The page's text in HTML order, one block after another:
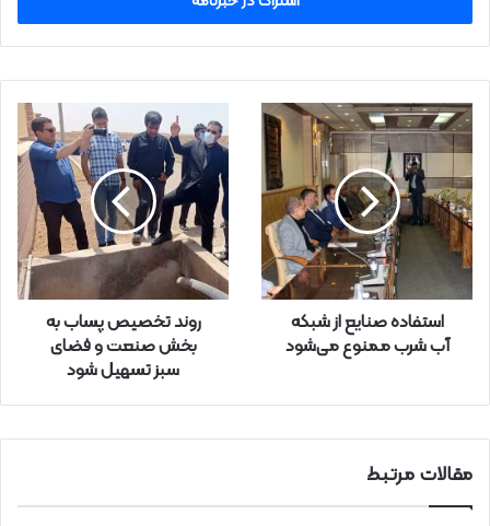
ا
ی
ل
خ
و
د
ر
ا
و
ر
استفاده صنایع از شبكه
آب شرب ممنوع می‌شود
روند تخصیص پساب به
بخش صنعت و فضای
سبز تسهیل شود
مقالات مرتبط